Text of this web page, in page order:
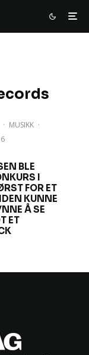
· MUSIKK ·
BLE
I
FOR ET
KUNNE
Å SE
ET